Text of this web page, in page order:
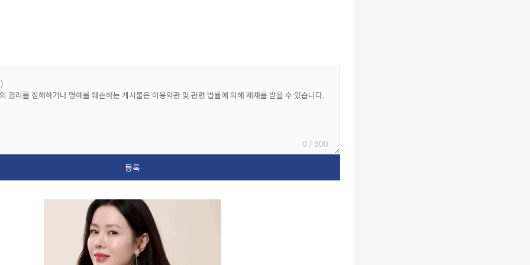
0 / 300